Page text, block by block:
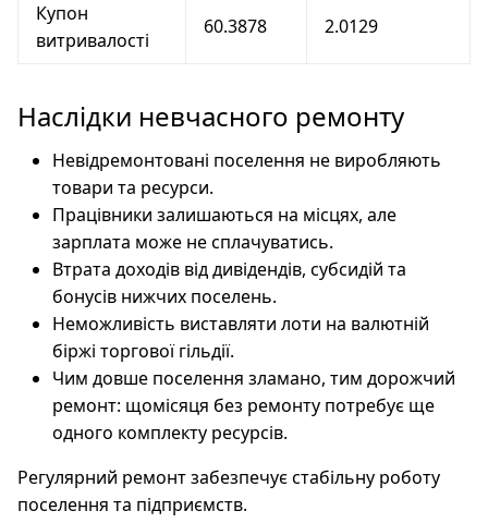
Купон
витривалості
60.3878 2.0129
Наслідки невчасного ремонту
Невідремонтовані поселення не виробляють
товари та ресурси.
Працівники залишаються на місцях, але
зарплата може не сплачуватись.
Втрата доходів від дивідендів, субсидій та
бонусів нижчих поселень.
Неможливість виставляти лоти на валютній
біржі торгової гільдії.
Чим довше поселення зламано, тим дорожчий
ремонт: щомісяця без ремонту потребує ще
одного комплекту ресурсів.
Регулярний ремонт забезпечує стабільну роботу
поселення та підприємств.